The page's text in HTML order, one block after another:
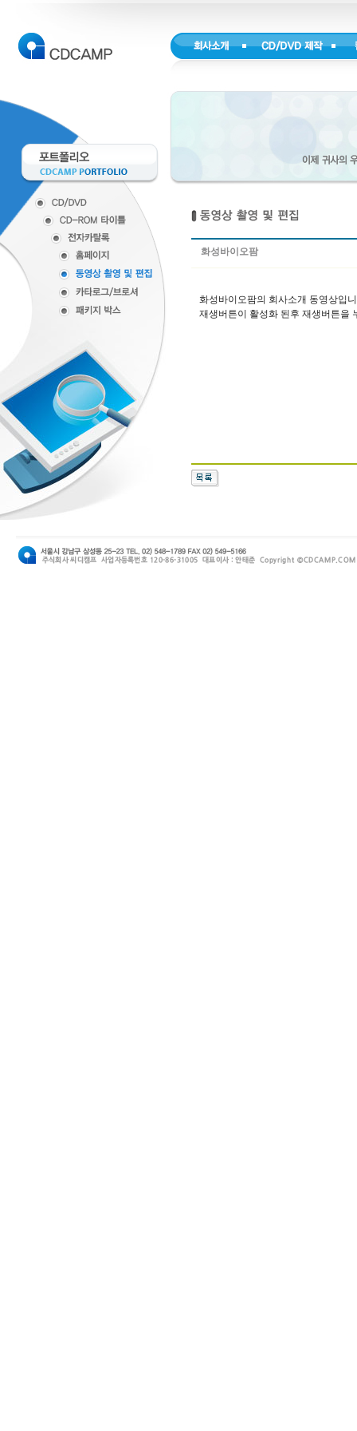
화성바이오팜
화성바이오팜의 회사소개 동영상입
재생버튼이 활성화 된후 재생버튼을